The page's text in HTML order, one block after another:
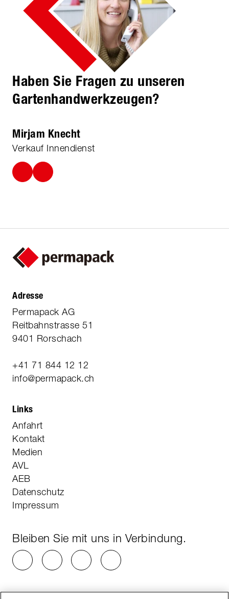
Haben Sie Fragen zu unseren
Gartenhandwerkzeugen?
Mirjam Knecht
Verkauf Innendienst
Adresse
Permapack AG
Reitbahnstrasse 51
9401 Rorschach
+41 71 844 12 12
info@permapack.ch
Links
Anfahrt
Kontakt
Medien
AVL
AEB
Datenschutz
Impressum
Bleiben Sie mit uns in Verbindung.